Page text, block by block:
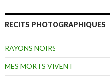
RECITS PHOTOGRAPHIQUES
RAYONS NOIRS
MES MORTS VIVENT